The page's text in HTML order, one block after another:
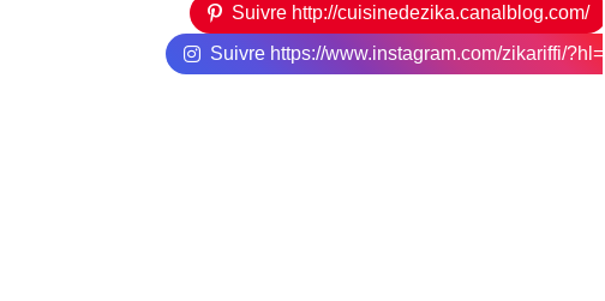
Suivre http://cuisinedezika.canalblog.com/
Suivre https://www.instagram.com/zikariffi/?hl=fr